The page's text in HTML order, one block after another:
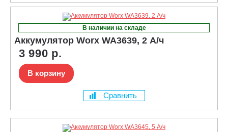
В наличии на складе
Аккумулятор Worx WA3639, 2 А/ч
3 990 р.
В корзину
Сравнить